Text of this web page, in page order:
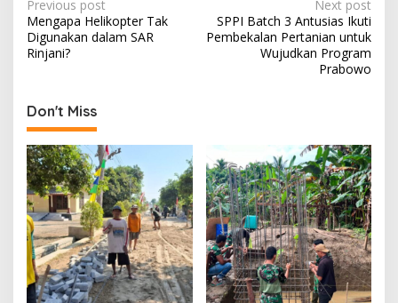
P
o
s
n
a
v
i
g
a
t
i
Previous post
Mengapa Helikopter Tak
Digunakan dalam SAR
Rinjani?
Next post
SPPI Batch 3 Antusias Ikuti
Pembekalan Pertanian untuk
Wujudkan Program
Prabowo
Don't Miss